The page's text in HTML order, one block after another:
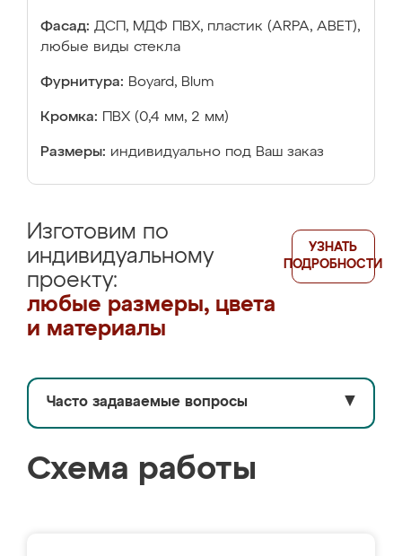
Фасад: ДСП, МДФ ПВХ, пластик (ARPA, ABET),
любые виды стекла
Фурнитура: Boyard, Blum
Кромка: ПВХ (0,4 мм, 2 мм)
Размеры: индивидуально под Ваш заказ
Изготовим по
индивидуальному
проекту:
любые размеры, цвета
и материалы
УЗНАТЬ
ПОДРОБНОСТИ
Часто задаваемые вопросы ▼
Схема работы